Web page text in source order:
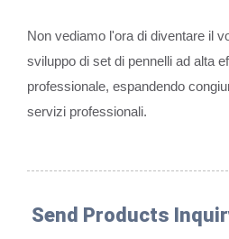
Non vediamo l'ora di diventare il
sviluppo di set di pennelli ad alta
professionale, espandendo
servizi professionali.